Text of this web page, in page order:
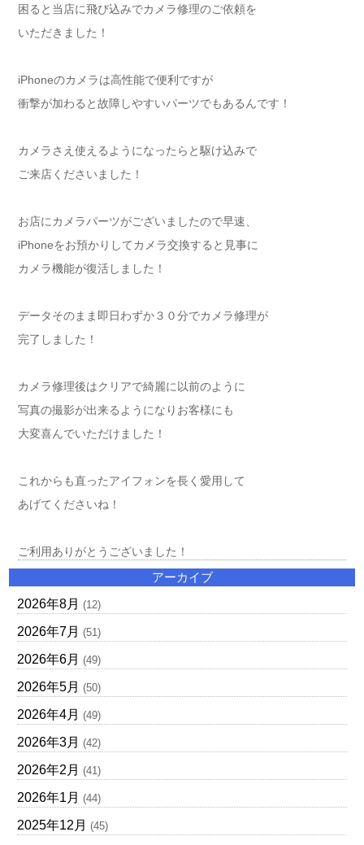
困ると当店に飛び込みでカメラ修理のご依頼を
いただきました！
iPhoneのカメラは高性能で便利ですが
衝撃が加わると故障しやすいパーツでもあるんです！
カメラさえ使えるようになったらと駆け込みで
ご来店くださいました！
お店にカメラパーツがございましたので早速、
iPhoneをお預かりしてカメラ交換すると見事に
カメラ機能が復活しました！
データそのまま即日わずか３０分でカメラ修理が
完了しました！
カメラ修理後はクリアで綺麗に以前のように
写真の撮影が出来るようになりお客様にも
大変喜んでいただけました！
これからも直ったアイフォンを長く愛用して
あげてくださいね！
ご利用ありがとうございました！
アーカイブ
2026年8月 (12)
2026年7月 (51)
2026年6月 (49)
2026年5月 (50)
2026年4月 (49)
2026年3月 (42)
2026年2月 (41)
2026年1月 (44)
2025年12月 (45)